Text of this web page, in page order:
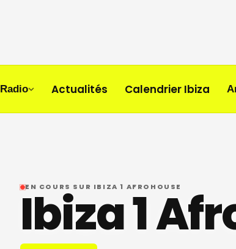
Radio Actualités Calendrier Ibiza
EN COURS SUR IBIZA 1 AFROHOUSE
Ibiza 1